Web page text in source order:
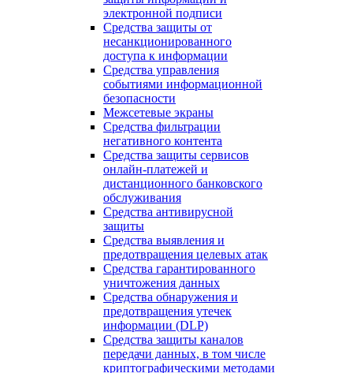
электронной подписи
Средства защиты от
несанкционированного
доступа к информации
Средства управления
событиями информационной
безопасности
Межсетевые экраны
Средства фильтрации
негативного контента
Средства защиты сервисов
онлайн-платежей и
дистанционного банковского
обслуживания
Средства антивирусной
защиты
Средства выявления и
предотвращения целевых атак
Средства гарантированного
уничтожения данных
Средства обнаружения и
предотвращения утечек
информации (DLP)
Средства защиты каналов
передачи данных, в том числе
криптографическими методами